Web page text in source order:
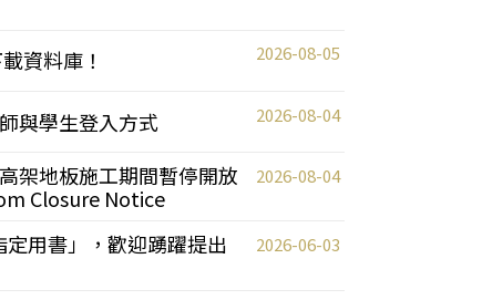
資料庫！ 2026-08-05
與學生登入方式 2026-08-04
架地板施工期間暫停開放
Closure Notice
2026-08-04
用書」，歡迎踴躍提出
2026-06-03